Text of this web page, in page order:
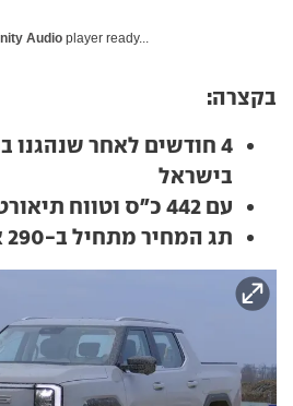
Audio player ready...
בקצרה:
בישראל
עם 442 כ"ס וטווח תיאורטי של 430 ק"מ
תג המחיר מתחיל ב-290 אלף שקל